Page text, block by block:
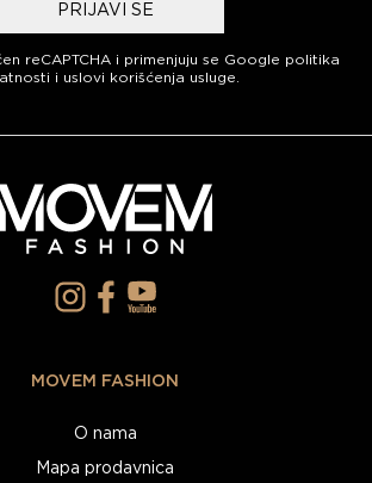
PRIJAVI SE
reCAPTCHA i primenjuju se Google politika
i uslovi korišćenja usluge
MOVEM FASHION
O nama
Mapa prodavnica